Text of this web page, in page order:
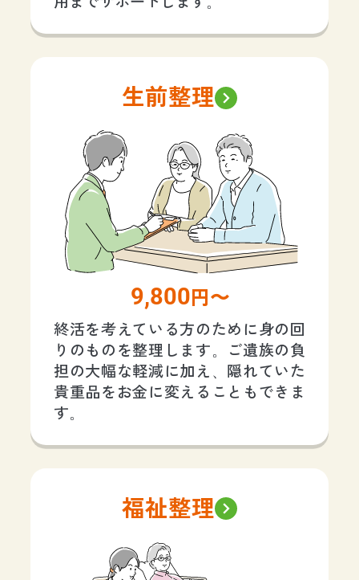
生前整理
9,800 円〜
終活を考えている方のために身の回
りのものを整理します。ご遺族の負
担の大幅な軽減に加え、隠れていた
貴重品をお金に変えることもできま
す。
福祉整理